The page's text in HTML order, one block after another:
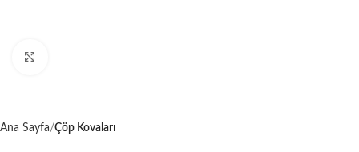
Ana Sayfa Çöp Kovaları